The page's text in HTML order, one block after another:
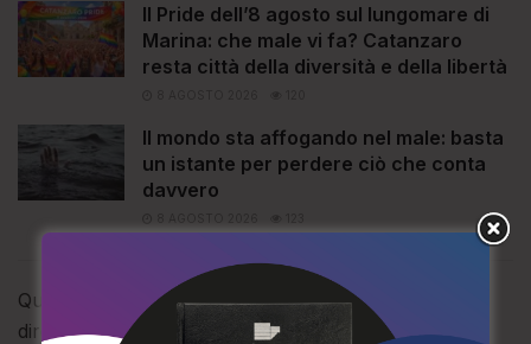
Il Pride dell’8 agosto sul lungomare di
Marina: che male vi fa? Catanzaro
resta città della diversità e della libertà
Il mondo sta affogando nel male: basta
un istante per perdere ciò che conta
davvero
Questo è uno degli obiettivi che il nuovo Consiglio
direttivo dell’Ordine dei Medici e degli Odontoiatri di